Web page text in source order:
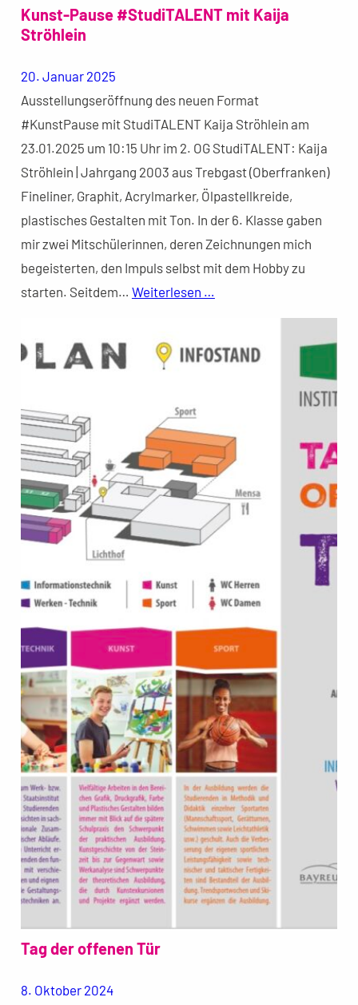
Kunst-Pause #StudiTALENT mit Kaija
Ströhlein
20. Januar 2025
Ausstellungseröffnung des neuen Format
#KunstPause mit StudiTALENT Kaija Ströhlein am
23.01.2025 um 10:15 Uhr im 2. OG StudiTALENT: Kaija
Ströhlein | Jahrgang 2003 aus Trebgast (Oberfranken)
Fineliner, Graphit, Acrylmarker, Ölpastellkreide,
plastisches Gestalten mit Ton. In der 6. Klasse gaben
mir zwei Mitschülerinnen, deren Zeichnungen mich
begeisterten, den Impuls selbst mit dem Hobby zu
starten. Seitdem… Weiterlesen …
Tag der offenen Tür
8. Oktober 2024